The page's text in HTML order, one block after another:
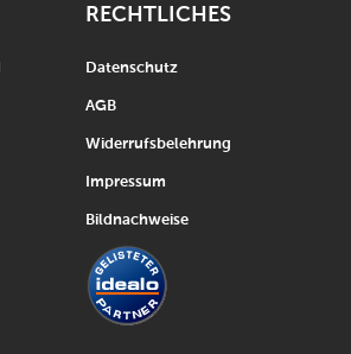
RECHTLICHES
Datenschutz
AGB
Widerrufsbelehrung
Impressum
Bildnachweise